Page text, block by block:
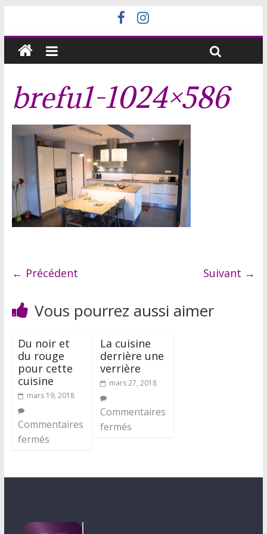
brefu1-1024×586
← Précédent Suivant →
Vous pourrez aussi aimer
Du noir et
du rouge
pour cette
cuisine
mars 19, 2018
Commentaires
fermés
La cuisine
derrière une
verrière
mars 27, 2018
Commentaires
fermés